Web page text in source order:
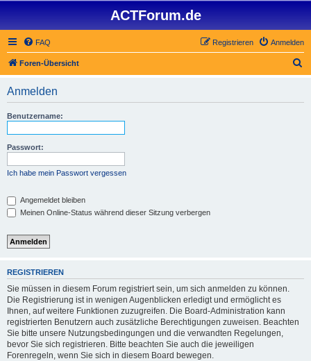
ACTForum.de
FAQ Anmelden
Registrieren
Foren-Übersicht
Anmelden
Benutzername:
Passwort:
Ich habe mein Passwort vergessen
Angemeldet bleiben
Meinen Online-Status während dieser Sitzung verbergen
REGISTRIEREN
Sie müssen in diesem Forum registriert sein, um sich anmelden zu können.
Die Registrierung ist in wenigen Augenblicken erledigt und ermöglicht es
Ihnen, auf weitere Funktionen zuzugreifen. Die Board-Administration kann
registrierten Benutzern auch zusätzliche Berechtigungen zuweisen. Beachten
Sie bitte unsere Nutzungsbedingungen und die verwandten Regelungen,
bevor Sie sich registrieren. Bitte beachten Sie auch die jeweiligen
Forenregeln, wenn Sie sich in diesem Board bewegen.